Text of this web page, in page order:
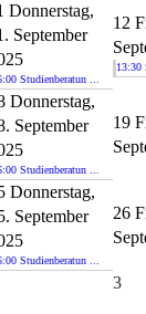
Donnerstag,
September
Studienberatun ...
12
13:30
Donnerstag,
September
Studienberatun ...
19
Donnerstag,
September
Studienberatun ...
26
3